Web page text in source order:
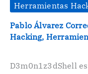
Herramientas
Pablo Álvarez
Hacking,
D3m0n1z3dShell